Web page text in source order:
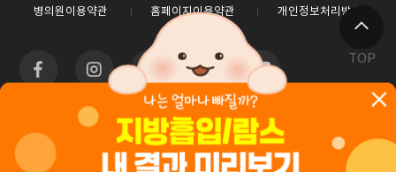
TOP
병의원이용약관 홈페이지이용약관 개인정보처리방침
인천광역시 남동구 예술로 138(구월동) 이토타워 4층 글로벌365mc병원
대표전화 1577-3653
사업자등록번호 : 550-26-00960 / 안재현